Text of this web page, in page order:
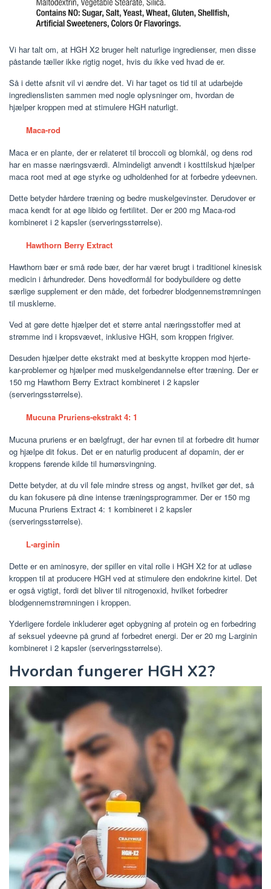
Vi har talt om, at HGH X2 bruger helt naturlige ingredienser, men disse
påstande tæller ikke rigtig noget, hvis du ikke ved hvad de er.
Så i dette afsnit vil vi ændre det. Vi har taget os tid til at udarbejde
ingredienslisten sammen med nogle oplysninger om, hvordan de
hjælper kroppen med at stimulere HGH naturligt.
Maca-rod
Maca er en plante, der er relateret til broccoli og blomkål, og dens rod
har en masse næringsværdi. Almindeligt anvendt i kosttilskud hjælper
maca root med at øge styrke og udholdenhed for at forbedre ydeevnen.
Dette betyder hårdere træning og bedre muskelgevinster. Derudover er
maca kendt for at øge libido og fertilitet. Der er 200 mg Maca-rod
kombineret i 2 kapsler (serveringsstørrelse).
Hawthorn Berry Extract
Hawthorn bær er små røde bær, der har været brugt i traditionel kinesisk
medicin i århundreder. Dens hovedformål for bodybuildere og dette
særlige supplement er den måde, det forbedrer blodgennemstrømningen
til musklerne.
Ved at gøre dette hjælper det et større antal næringsstoffer med at
strømme ind i kropsvævet, inklusive HGH, som kroppen frigiver.
Desuden hjælper dette ekstrakt med at beskytte kroppen mod hjerte-
kar-problemer og hjælper med muskelgendannelse efter træning. Der er
150 mg Hawthorn Berry Extract kombineret i 2 kapsler
(serveringsstørrelse).
Mucuna Pruriens-ekstrakt 4: 1
Mucuna pruriens er en bælgfrugt, der har evnen til at forbedre dit humør
og hjælpe dit fokus. Det er en naturlig producent af dopamin, der er
kroppens førende kilde til humørsvingning.
Dette betyder, at du vil føle mindre stress og angst, hvilket gør det, så
du kan fokusere på dine intense træningsprogrammer. Der er 150 mg
Mucuna Pruriens Extract 4: 1 kombineret i 2 kapsler
(serveringsstørrelse).
L-arginin
Dette er en aminosyre, der spiller en vital rolle i HGH X2 for at udløse
kroppen til at producere HGH ved at stimulere den endokrine kirtel. Det
er også vigtigt, fordi det bliver til nitrogenoxid, hvilket forbedrer
blodgennemstrømningen i kroppen.
Yderligere fordele inkluderer øget opbygning af protein og en forbedring
af seksuel ydeevne på grund af forbedret energi. Der er 20 mg L-arginin
kombineret i 2 kapsler (serveringsstørrelse).
Hvordan fungerer HGH X2?